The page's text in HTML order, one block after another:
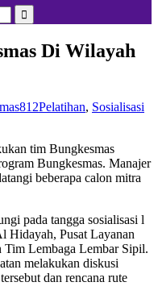
Di Wilayah
Pelatihan, Sosialisasi
tim Bungkesmas
Bungkesmas. Manajer
beberapa calon mitra
pada tangga sosialisasi l
Pusat Layanan
Tim Lembaga Lembar Sipil.
melakukan diskusi
dan rencana rute